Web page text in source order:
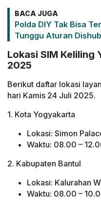
BACA JUGA
Polda DIY Tak Bisa
Tunggu Aturan Dishub
Lokasi SIM Keliling
2025
Berikut daftar lokasi
hari Kamis 24 Juli 2025.
1. Kota Yogyakarta
Lokasi: Simon
Waktu: 08.00 –
2. Kabupaten Bantul
Lokasi: Kalurahan
Waktu: 08.00 –